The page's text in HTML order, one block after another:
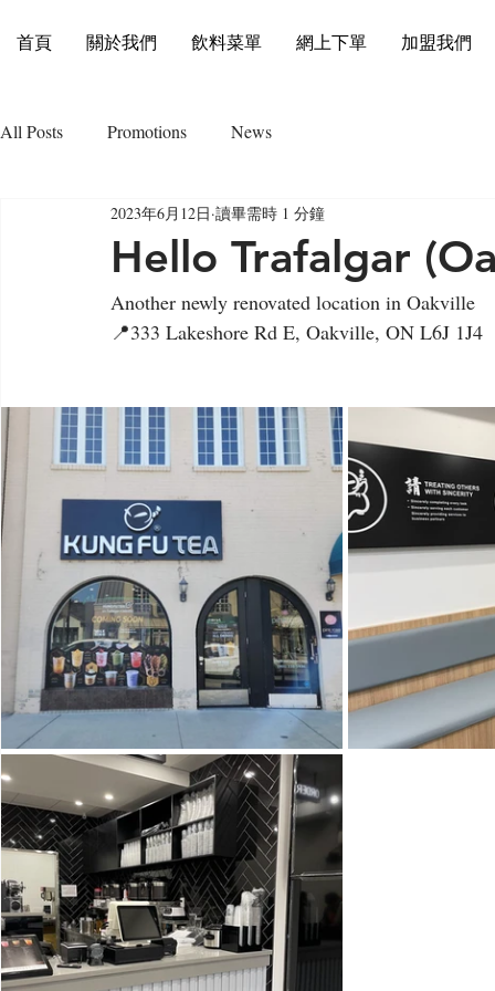
首頁 關於我們 飲料菜單 網上下單 加盟我們
All Posts Promotions News
Hello Trafalgar
2023年6月12日 讀畢需時 1 分鐘
Another newly renovated location in Oakville
📍333 Lakeshore Rd E, Oakville, ON L6J 1J4